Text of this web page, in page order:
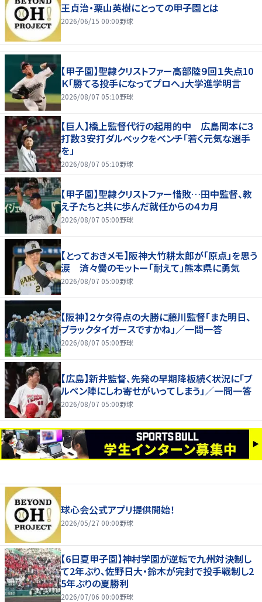
王貞治・栗山英樹にとっての甲子園とは
2026/06/15 00:00野球
【甲子園】聖隷クリストファー高部陸９回１失点10
Ｋ「勝てる投手になってプロへ」大学進学明言
2026/08/07 05:10野球
【巨人】橋上監督代行の起用的中 広島岡本に３
打数３安打ダルベックをベンチ「若く元気な選手
を」
2026/08/07 05:10野球
【甲子園】聖隷クリストファー惜敗…田中監督、教
え子たちと共に歩んだ就任からの４カ月
2026/08/07 05:00野球
【とっておきメモ】阪神大竹耕太郎が「原点」を思う
涙 済々黌のモットー「耐えて」熊本県に勇気
2026/08/07 05:00野球
【阪神】２ケタ得点の大勝に藤川監督「また明日、
ブラックタイガースですかね」／一問一答
2026/08/07 05:00野球
【広島】新井監督、先発の早期降板続く状況に「ブ
ルペン陣にしわ寄せがいってしまう」／一問一答
2026/08/07 05:00野球
球心会公式アプリ提供開始！
2026/05/27 00:00野球
【6日夏甲子園】神村学園が逆転で九州対決制し
て2年ぶり、佐野日大・鈴木が完封で投手戦制し2
5年ぶりの夏勝利
2026/07/06 00:00野球